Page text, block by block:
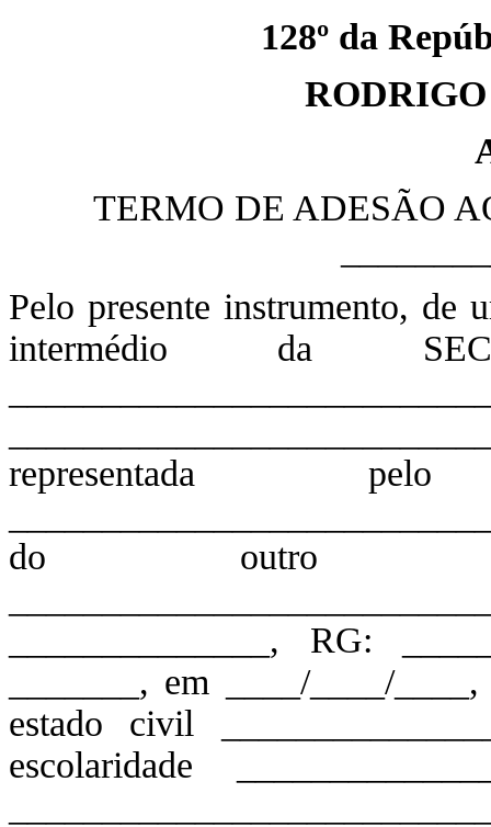
128º da
TERMO DE ADESÃO
Pelo presente instrumento,
intermédio da
do outro
______________, RG:
_______, em ____/____/
estado civil
escolaridade